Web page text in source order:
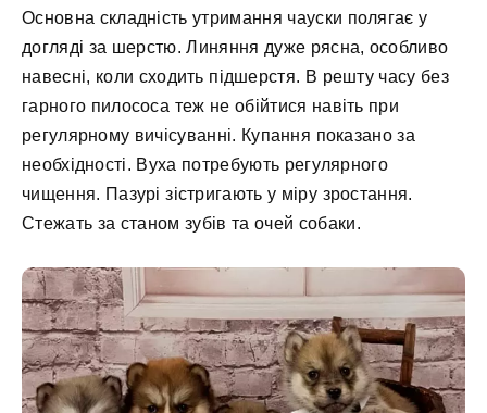
Основна складність утримання чауски полягає у
догляді за шерстю. Линяння дуже рясна, особливо
навесні, коли сходить підшерстя. В решту часу без
гарного пилососа теж не обійтися навіть при
регулярному вичісуванні. Купання показано за
необхідності. Вуха потребують регулярного
чищення. Пазурі зістригають у міру зростання.
Стежать за станом зубів та очей собаки.